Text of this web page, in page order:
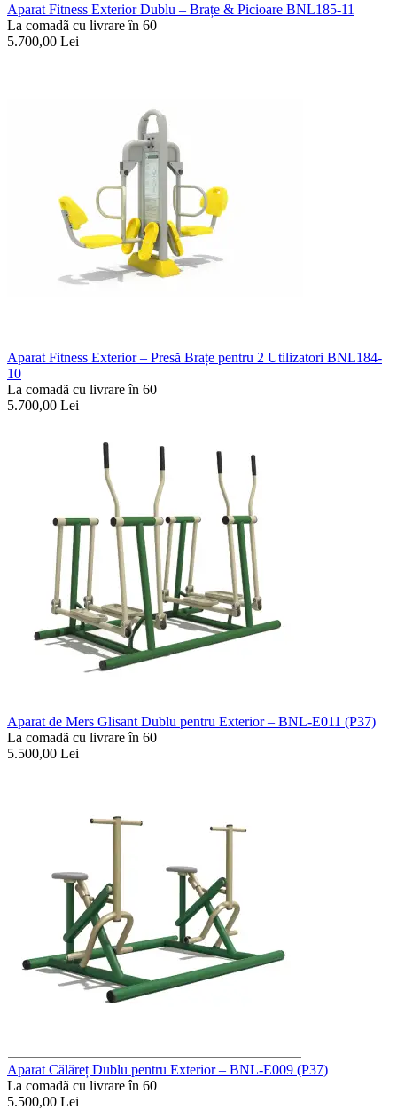
Aparat Fitness Exterior Dublu – Brațe & Picioare BNL185-11
La comadã cu livrare în 60
5.700,00 Lei
Aparat Fitness Exterior – Presă Brațe pentru 2 Utilizatori BNL184-
10
La comadã cu livrare în 60
5.700,00 Lei
Aparat de Mers Glisant Dublu pentru Exterior – BNL-E011 (P37)
La comadã cu livrare în 60
5.500,00 Lei
Aparat Călăreț Dublu pentru Exterior – BNL-E009 (P37)
La comadã cu livrare în 60
5.500,00 Lei